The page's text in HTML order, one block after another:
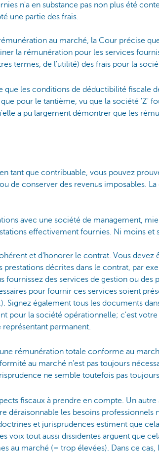
n'a en substance pas non plus été
une partie des frais.
au marché, la Cour précise
la rémunération pour les services
termes, de l'utilité) des frais pour la
que les conditions de déductibilité fiscale
pour le tantième, vu que la société 'Z'
a pu largement démontrer que les
tant que contribuable, vous pouvez
de conserver des revenus imposables.
avec une société de management,
effectivement fournies. Ni moins et
et d'honorer le contrat. Vous devez
décrites dans le contrat, par
fournissez des services de gestion ou des
pour fournir ces services soient
Signez également tous les documents
pour la société opérationnelle; c'est
permanent.
rémunération totale conforme au
au marché n'est pas toujours
ne semble toutefois pas
fiscaux à prendre en compte. Un
déraisonnable les besoins professionnels
et jurisprudences estiment que
voix tout aussi dissidentes arguent que
au marché (= trop élevées). Dans ce cas,